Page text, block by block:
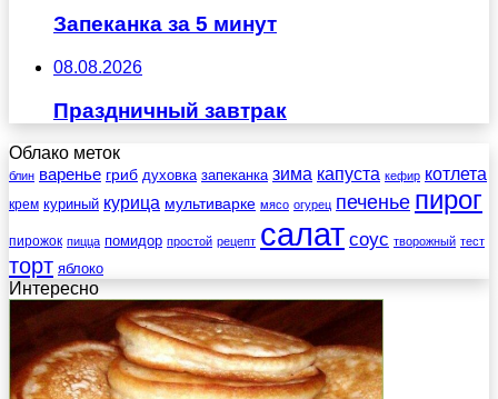
Запеканка за 5 минут
08.08.2026
Праздничный завтрак
Облако меток
блин варенье гриб духовка запеканка зима капуста кефир котлета
крем куриный курица мультиварке мясо огурец печенье пирог
пирожок пицца помидор простой рецепт салат соус творожный тест
торт яблоко
Интересно